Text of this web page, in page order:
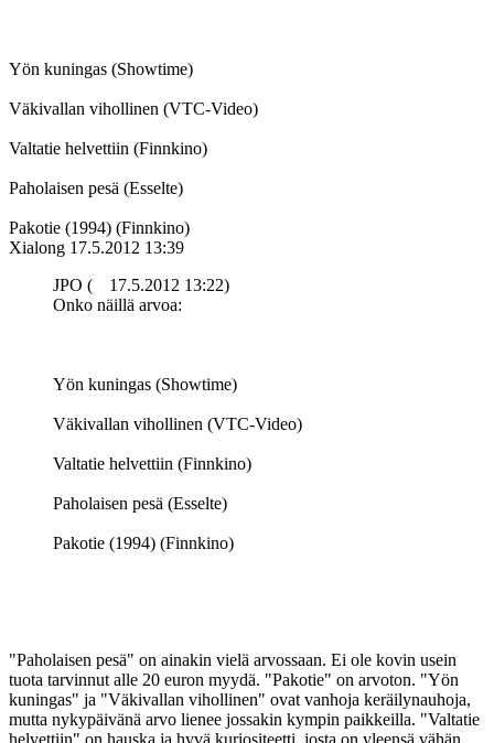
Yön kuningas (Showtime)
Väkivallan vihollinen (VTC-Video)
Valtatie helvettiin (Finnkino)
Paholaisen pesä (Esselte)
Pakotie (1994) (Finnkino)
Xialong 17.5.2012 13:39
JPO (
17.5.2012 13:22)
Onko näillä arvoa:
Yön kuningas (Showtime)
Väkivallan vihollinen (VTC-Video)
Valtatie helvettiin (Finnkino)
Paholaisen pesä (Esselte)
Pakotie (1994) (Finnkino)
"Paholaisen pesä" on ainakin vielä arvossaan. Ei ole kovin usein
tuota tarvinnut alle 20 euron myydä. "Pakotie" on arvoton. "Yön
kuningas" ja "Väkivallan vihollinen" ovat vanhoja keräilynauhoja,
mutta nykypäivänä arvo lienee jossakin kympin paikkeilla. "Valtatie